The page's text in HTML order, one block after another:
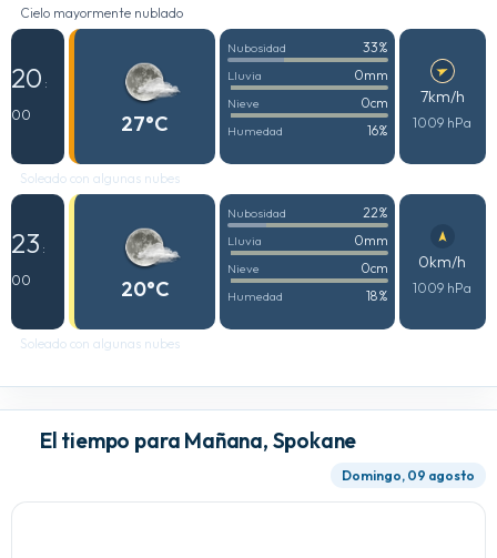
Cielo mayormente nublado
20 :
00
27°C
Nubosidad 33%
Lluvia 0mm
Nieve 0cm
Humedad 16%
7km/h
1009 hPa
Soleado con algunas nubes
23 :
00
20°C
Nubosidad 22%
Lluvia 0mm
Nieve 0cm
Humedad 18%
0km/h
1009 hPa
Soleado con algunas nubes
El tiempo para Mañana, Spokane
Domingo, 09 agosto